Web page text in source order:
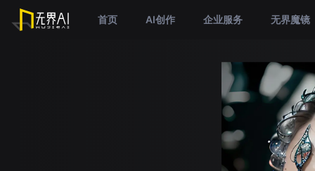
首页 AI创作 企业服务 无界魔镜